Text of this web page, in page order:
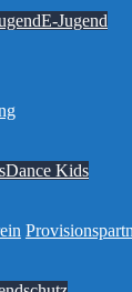
E-Jugend
Dance Kids